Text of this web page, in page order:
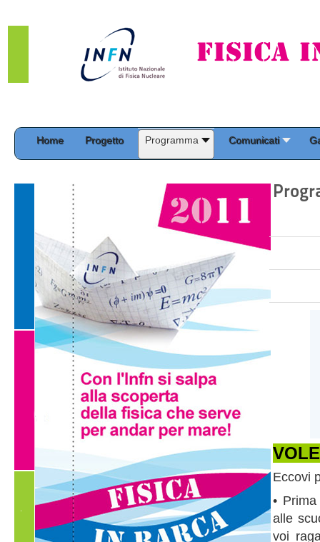
Home Progetto Programma Comunicati
Eccovi
•
alle
voi